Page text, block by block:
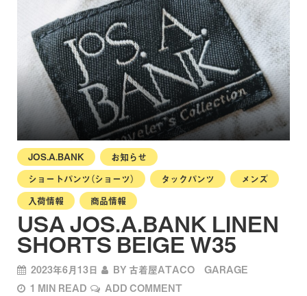
JOS.A.BANK
お知らせ
ショートパンツ（ショーツ）
タックパンツ
メンズ
入荷情報
商品情報
USA JOS.A.BANK LINEN
SHORTS BEIGE W35
2023年6月13日 BY 古着屋ATACO GARAGE
1 MIN READ
ADD COMMENT